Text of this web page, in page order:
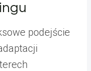
podejście